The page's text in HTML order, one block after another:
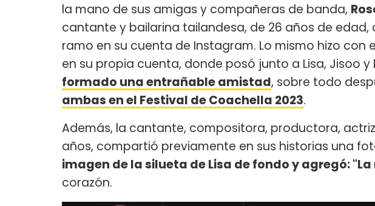
la mano de sus amigas y compañeras de banda,
cantante y bailarina tailandesa, de 26 años de
ramo en su cuenta de Instagram. Lo mismo hizo con
en su propia cuenta, donde posó junto a Lisa, Jisoo y
formado una entrañable amistad, sobre todo
ambas en el Festival de Coachella 2023.
Además, la cantante, compositora, productora,
años, compartió previamente en sus historias una
imagen de la silueta de Lisa de fondo y agregó:
corazón.